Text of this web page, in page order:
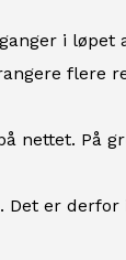
i løpet
flere
nettet. På
Det er derfor